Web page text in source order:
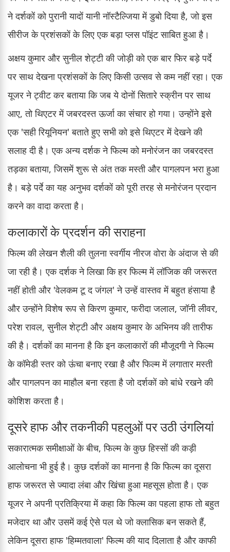
ने दर्शकों को पुरानी यादों यानी नॉस्टैल्जिया में डुबो दिया है, जो इस
सीरीज के प्रशंसकों के लिए एक बड़ा प्लस पॉइंट साबित हुआ है।
अक्षय कुमार और सुनील शेट्टी की जोड़ी को एक बार फिर बड़े पर्दे
पर साथ देखना प्रशंसकों के लिए किसी उत्सव से कम नहीं रहा। एक
यूजर ने ट्वीट कर बताया कि जब ये दोनों सितारे स्क्रीन पर साथ
आए, तो थिएटर में जबरदस्त ऊर्जा का संचार हो गया। उन्होंने इसे
एक 'सही रियूनियन' बताते हुए सभी को इसे थिएटर में देखने की
सलाह दी है। एक अन्य दर्शक ने फिल्म को मनोरंजन का जबरदस्त
तड़का बताया, जिसमें शुरू से अंत तक मस्ती और पागलपन भरा हुआ
है। बड़े पर्दे का यह अनुभव दर्शकों को पूरी तरह से मनोरंजन प्रदान
करने का वादा करता है।
कलाकारों के प्रदर्शन की सराहना
फिल्म की लेखन शैली की तुलना स्वर्गीय नीरज वोरा के अंदाज से की
जा रही है। एक दर्शक ने लिखा कि हर फिल्म में लॉजिक की जरूरत
नहीं होती और 'वेलकम टू द जंगल' ने उन्हें वास्तव में बहुत हंसाया है
और उन्होंने विशेष रूप से किरण कुमार, फरीदा जलाल, जॉनी लीवर,
परेश रावल, सुनील शेट्टी और अक्षय कुमार के अभिनय की तारीफ
की है। दर्शकों का मानना है कि इन कलाकारों की मौजूदगी ने फिल्म
के कॉमेडी स्तर को ऊंचा बनाए रखा है और फिल्म में लगातार मस्ती
और पागलपन का माहौल बना रहता है जो दर्शकों को बांधे रखने की
कोशिश करता है।
दूसरे हाफ और तकनीकी पहलुओं पर उठी उंगलियां
सकारात्मक समीक्षाओं के बीच, फिल्म के कुछ हिस्सों की कड़ी
आलोचना भी हुई है। कुछ दर्शकों का मानना है कि फिल्म का दूसरा
हाफ जरूरत से ज्यादा लंबा और खिंचा हुआ महसूस होता है। एक
यूजर ने अपनी प्रतिक्रिया में कहा कि फिल्म का पहला हाफ तो बहुत
मजेदार था और उसमें कई ऐसे पल थे जो क्लासिक बन सकते हैं,
लेकिन दूसरा हाफ 'हिम्मतवाला' फिल्म की याद दिलाता है और काफी